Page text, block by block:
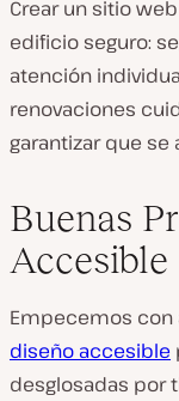
Crear un sitio
edificio seguro:
atención
renovaciones
garantizar que se
Buenas
Accesible
Empecemos con
diseño accesible
desglosadas por